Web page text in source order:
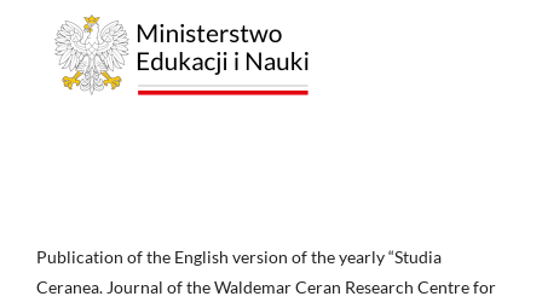
Publication of the English version of the yearly “Studia
Ceranea. Journal of the Waldemar Ceran Research Centre for